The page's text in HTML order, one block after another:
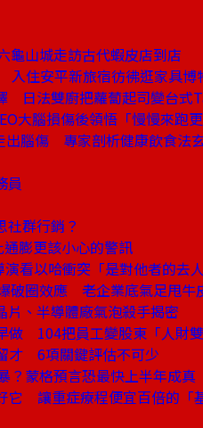
山城走訪古代蝦皮店到店
住安平新旅宿彷彿逛家具博
日法雙廚把蘿蔔起司變台式
大腦損傷後領悟「慢慢來跑更
出腦傷 專家剖析健康飲食法
員
社群行銷？
膨更該小心的警訊
演看以哈衝突「是對他者的去人
破圈效應 老企業底氣足甩牛
片、半導體廠氣泡殺手揭密
做 104把員工變股東「人財雙
才 6項關鍵評估不可少
？蒙格預言恐最快上半年成真
它 讓重症療程便宜百倍的「